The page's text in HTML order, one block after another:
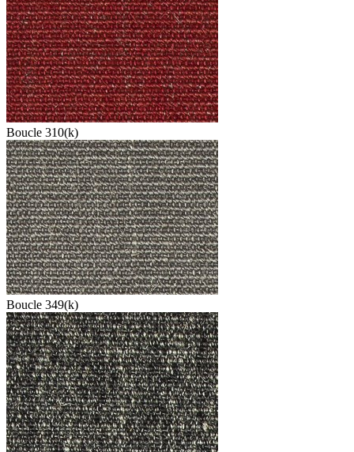
Boucle 310(k)
Boucle 349(k)